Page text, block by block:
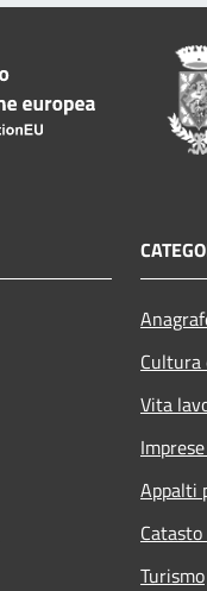
Cultura
Vita
Appalti
Turismo